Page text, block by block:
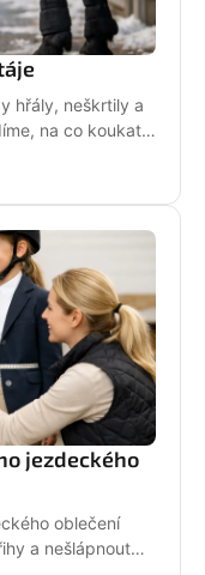
hřály, neškrtily a
na co koukat
jezdeckého
oblečení
a nešlápnout